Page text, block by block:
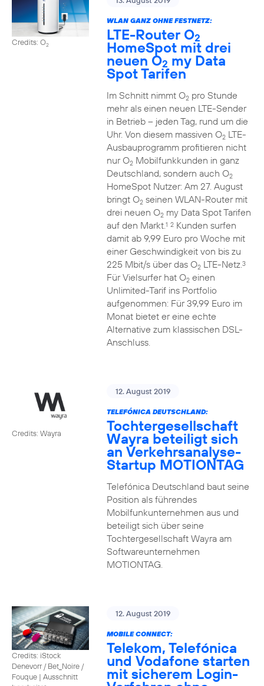
Credits: O2
WLAN GANZ OHNE FESTNETZ:
LTE-Router O2
HomeSpot mit drei
neuen O2 my Data
Spot Tarifen
Im Schnitt nimmt O2pro Stunde
mehr als einen neuen LTE-Sender
in Betrieb – jeden Tag, rund um die
Uhr. Von diesem massiven O2LTE-
Ausbauprogramm profitieren nicht
nur O2Mobilfunkkunden in ganz
Deutschland, sondern auch O2
HomeSpot Nutzer: Am 27. August
bringt O2seinen WLAN-Router mit
drei neuen O2my Data Spot Tarifen
auf den Markt.1 2Kunden surfen
damit ab 9,99 Euro pro Woche mit
einer Geschwindigkeit von bis zu
225 Mbit/s über das O2LTE-Netz.3
Für Vielsurfer hat O2einen
Unlimited-Tarif ins Portfolio
aufgenommen: Für 39,99 Euro im
Monat bietet er eine echte
Alternative zum klassischen DSL-
Anschluss.
Credits: Wayra
12. August 2019
TELEFÓNICA DEUTSCHLAND:
Tochtergesellschaft
Wayra beteiligt sich
an Verkehrsanalyse-
Startup MOTIONTAG
Telefónica Deutschland baut seine
Position als führendes
Mobilfunkunternehmen aus und
beteiligt sich über seine
Tochtergesellschaft Wayra am
Softwareunternehmen
MOTIONTAG.
Credits: iStock
Denevorr / Bet_Noire /
Fouque | Ausschnitt
12. August 2019
MOBILE CONNECT:
Telekom, Telefónica
und Vodafone starten
mit sicherem Login-